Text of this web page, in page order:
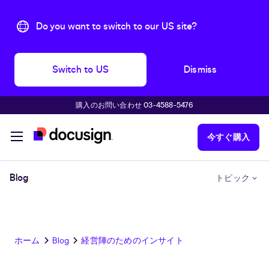
Do you want to switch to our US site?
Switch to US Dismiss
購入のお問い合わせ 03-4588-5476
今すぐ購入
Blog トピック
ホーム Blog 経営陣のためのインサイト